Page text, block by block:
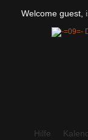
Welcome guest,
Hilfe